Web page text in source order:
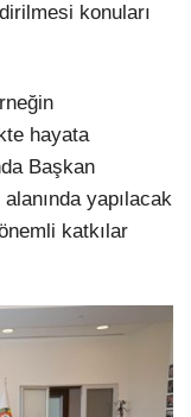
konuları
hayata
Başkan
yapılacak
katkılar